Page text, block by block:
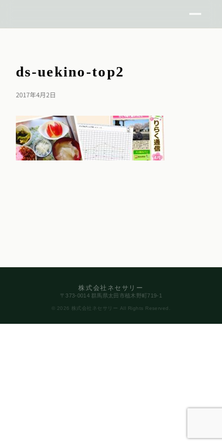
ds-uekino-top2
2017年4月2日
株式会社ネセサリー
〒373-0014 群馬県太田市植木野町719-1
© 2026 株式会社ネセサリー All Rights Reserved.